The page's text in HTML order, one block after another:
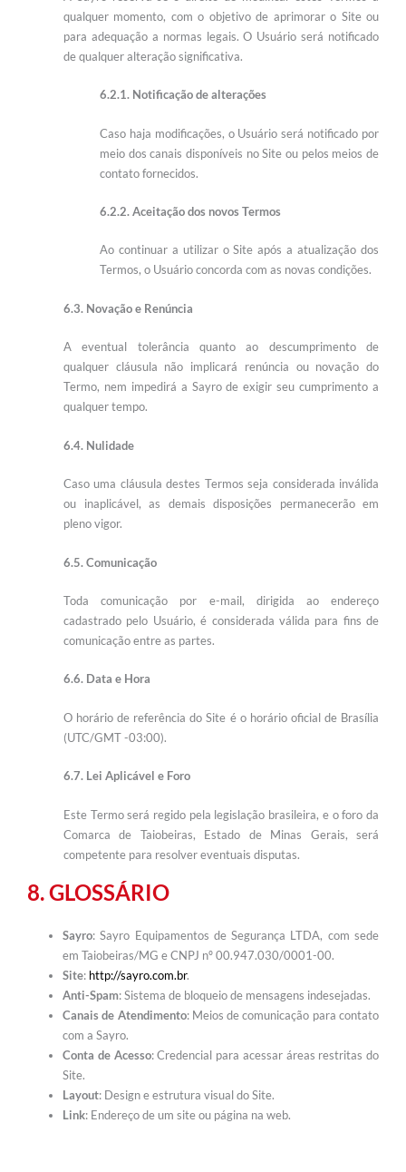
qualquer momento, com o objetivo de aprimorar o Site ou
para adequação a normas legais. O Usuário será notificado
de qualquer alteração significativa.
6.2.1. Notificação de alterações
Caso haja modificações, o Usuário será notificado por
meio dos canais disponíveis no Site ou pelos meios de
contato fornecidos.
6.2.2. Aceitação dos novos Termos
Ao continuar a utilizar o Site após a atualização dos
Termos, o Usuário concorda com as novas condições.
6.3. Novação e Renúncia
A eventual tolerância quanto ao descumprimento de
qualquer cláusula não implicará renúncia ou novação do
Termo, nem impedirá a Sayro de exigir seu cumprimento a
qualquer tempo.
6.4. Nulidade
Caso uma cláusula destes Termos seja considerada inválida
ou inaplicável, as demais disposições permanecerão em
pleno vigor.
6.5. Comunicação
Toda comunicação por e-mail, dirigida ao endereço
cadastrado pelo Usuário, é considerada válida para fins de
comunicação entre as partes.
6.6. Data e Hora
O horário de referência do Site é o horário oficial de Brasília
(UTC/GMT -03:00).
6.7. Lei Aplicável e Foro
Este Termo será regido pela legislação brasileira, e o foro da
Comarca de Taiobeiras, Estado de Minas Gerais, será
competente para resolver eventuais disputas.
8. GLOSSÁRIO
Sayro: Sayro Equipamentos de Segurança LTDA, com sede
em Taiobeiras/MG e CNPJ nº 00.947.030/0001-00.
Site: http://sayro.com.br.
Anti-Spam: Sistema de bloqueio de mensagens indesejadas.
Canais de Atendimento: Meios de comunicação para contato
com a Sayro.
Conta de Acesso: Credencial para acessar áreas restritas do
Site.
Layout: Design e estrutura visual do Site.
Link: Endereço de um site ou página na web.